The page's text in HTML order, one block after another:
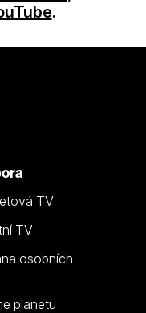
.
TV
TV
osobních
planetu